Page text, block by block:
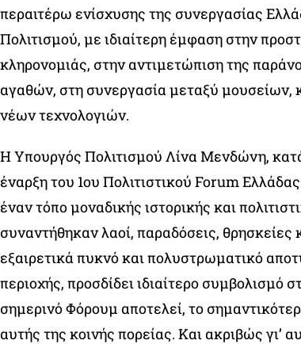
περαιτέρω ενίσχυσης της συνεργασίας
Πολιτισμού, με ιδιαίτερη έμφαση στην
κληρονομιάς, στην αντιμετώπιση της
αγαθών, στη συνεργασία μεταξύ μουσείων,
νέων τεχνολογιών.
Η Υπουργός Πολιτισμού Λίνα Μενδώνη,
έναρξη του 1ου Πολιτιστικού Forum
έναν τόπο μοναδικής ιστορικής και
συναντήθηκαν λαοί, παραδόσεις, θρησκείες
εξαιρετικά πυκνό και πολυστρωματικό
περιοχής, προσδίδει ιδιαίτερο συμβολισμό
σημερινό Φόρουμ αποτελεί, το
αυτής της κοινής πορείας. Και ακριβώς γι’